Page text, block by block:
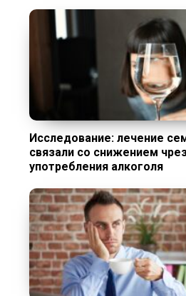
Исследование: лечение
связали со снижением
употребления алкоголя